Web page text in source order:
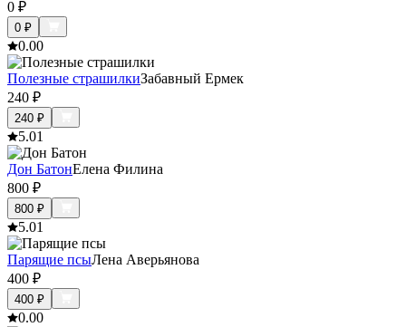
0 ₽
0 ₽
0.00
Полезные страшилкиЗабавный Ермек
240 ₽
240 ₽
5.01
Дон БатонЕлена Филина
800 ₽
800 ₽
5.01
Парящие псыЛена Аверьянова
400 ₽
400 ₽
0.00